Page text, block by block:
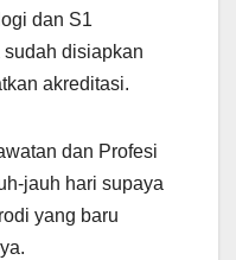
dan S1
disiapkan
akreditasi.
dan Profesi
jauh hari supaya
yang baru